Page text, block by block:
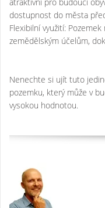
dostupnost do města
Flexibilní využití:
zemědělským účelům,
Nenechte si ujít tuto
pozemku, který může v
vysokou hodnotou.